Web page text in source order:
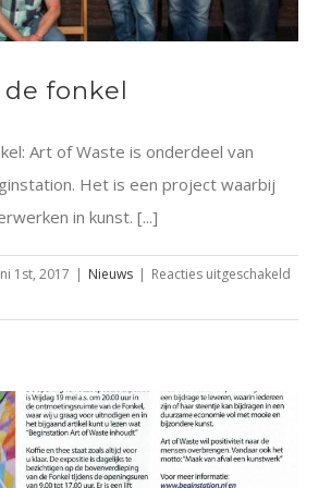
fonkel
Art of Waste is onderdeel van
Het is een project waarbij
in kunst. [...]
1st, 2017 | Nieuws | Reacties uitgeschakeld
de
Expositie schilderijen in gemengde